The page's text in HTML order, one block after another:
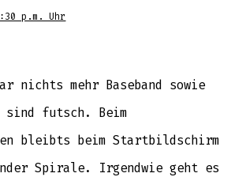
p.m. Uhr
nichts mehr Baseband sowie
sind futsch. Beim
bleibts beim Startbildschirm
Spirale. Irgendwie geht es